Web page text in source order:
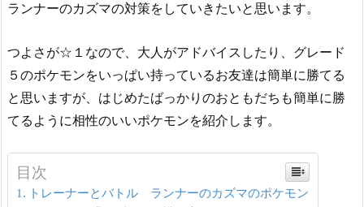
ランナーのカズマの対策をしていきたいと思います。
つよさが☆１なので、大人がアドバイスしたり、グレード
５のポケモンをいっぱい持っているお友達は簡単に勝てる
と思いますが、はじめたばっかりのおともだちも簡単に勝
てるように相性のいいポケモンを紹介します。
目次
トレーナーとバトル ランナーのカズマのポケモン